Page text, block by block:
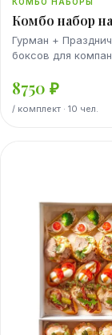
Комбо набор
Гурман +
боксов для
8750 ₽
/ комплект · 10 чел.